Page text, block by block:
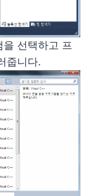
선택하고 프
줍니다.